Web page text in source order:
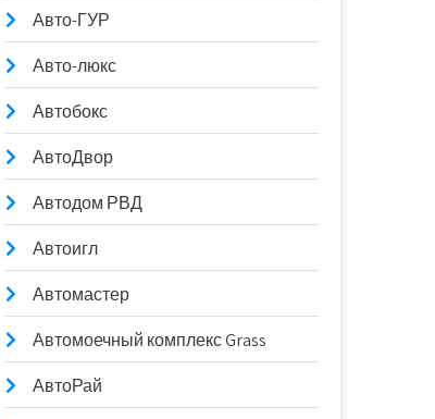
Авто-ГУР
Авто-люкс
Автобокс
АвтоДвор
Автодом РВД
Автоигл
Автомастер
Автомоечный комплекс Grass
АвтоРай